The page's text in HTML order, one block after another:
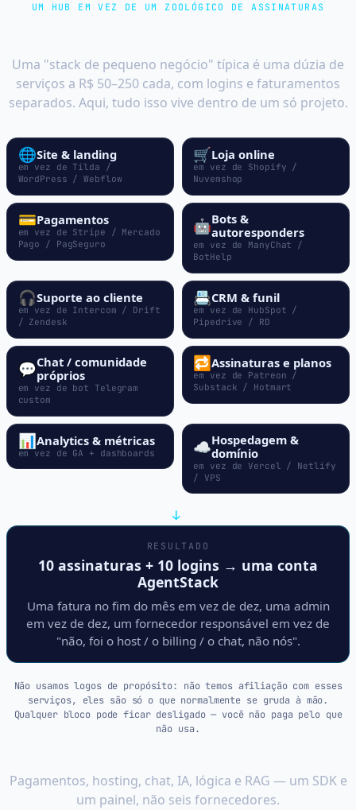
UM HUB EM VEZ DE UM ZOOLÓGICO DE ASSINATURAS
Uma "stack de pequeno negócio" típica é uma dúzia de
serviços a R$ 50–250 cada, com logins e faturamentos
separados. Aqui, tudo isso vive dentro de um só projeto.
🌐Site & landing
em vez de Tilda /
WordPress / Webflow
🛒Loja online
em vez de Shopify /
Nuvemshop
💳Pagamentos
em vez de Stripe / Mercado
Pago / PagSeguro
🤖Bots &
autoresponders
em vez de ManyChat /
BotHelp
🎧Suporte ao cliente
em vez de Intercom / Drift
/ Zendesk
📇CRM & funil
em vez de HubSpot /
Pipedrive / RD
💬Chat / comunidade
próprios
em vez de bot Telegram
custom
🔁Assinaturas e planos
em vez de Patreon /
Substack / Hotmart
📊Analytics & métricas
em vez de GA + dashboards ☁️Hospedagem &
domínio
em vez de Vercel / Netlify
/ VPS
↓
RESULTADO
10 assinaturas + 10 logins → uma conta
AgentStack
Uma fatura no fim do mês em vez de dez, uma admin
em vez de dez, um fornecedor responsável em vez de
"não, foi o host / o billing / o chat, não nós".
Não usamos logos de propósito: não temos afiliação com esses
serviços, eles são só o que normalmente se gruda à mão.
Qualquer bloco pode ficar desligado — você não paga pelo que
não usa.
Pagamentos, hosting, chat, IA, lógica e RAG — um SDK e
um painel, não seis fornecedores.